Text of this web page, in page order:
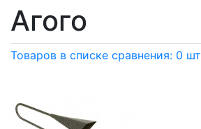
Агого
Товаров в списке сравнения: 0 шт